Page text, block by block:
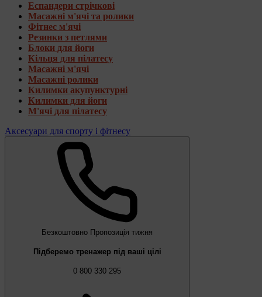
Еспандери стрічкові
Масажні м'ячі та ролики
Фітнес м'ячі
Резинки з петлями
Блоки для йоги
Кільця для пілатесу
Масажні м'ячі
Масажні ролики
Килимки акупунктурні
Килимки для йоги
М'ячі для пілатесу
Аксесуари для спорту і фітнесу
Безкоштовно Пропозиція тижня
Підберемо тренажер під ваші цілі
0 800 330 295